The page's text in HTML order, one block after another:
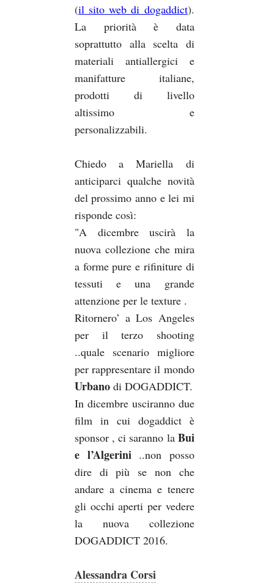
(il sito web di dogaddict).
La priorità è data
soprattutto alla scelta di
materiali antiallergici e
manifatture italiane,
prodotti di livello
altissimo e
personalizzabili.
Chiedo a Mariella di
anticiparci qualche novità
del prossimo anno e lei mi
risponde così:
"A dicembre uscirà la
nuova collezione che mira
a forme pure e rifiniture di
tessuti e una grande
attenzione per le texture .
Ritornero’ a Los Angeles
per il terzo shooting
..quale scenario migliore
per rappresentare il mondo
Urbanodi DOGADDICT.
In dicembre usciranno due
film in cui dogaddict è
sponsor , ci saranno la Bui
e l’Algerini ..non posso
dire di più se non che
andare a cinema e tenere
gli occhi aperti per vedere
la nuova collezione
DOGADDICT 2016.
Alessandra Corsi